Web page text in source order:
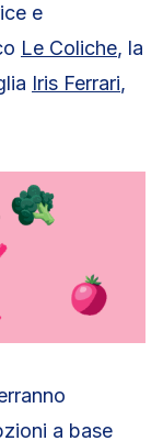
e
Le Coliche, la
Iris Ferrari,
a base